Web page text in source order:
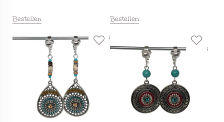
Bestellen Bestellen